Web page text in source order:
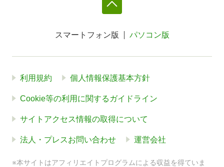
スマートフォン版 パソコン版
利用規約 個人情報保護基本方針
Cookie等の利用に関するガイドライン
サイトアクセス情報の取得について
法人・プレスお問い合わせ 運営会社
※本サイトはアフィリエイトプログラムによる収益を得ていま